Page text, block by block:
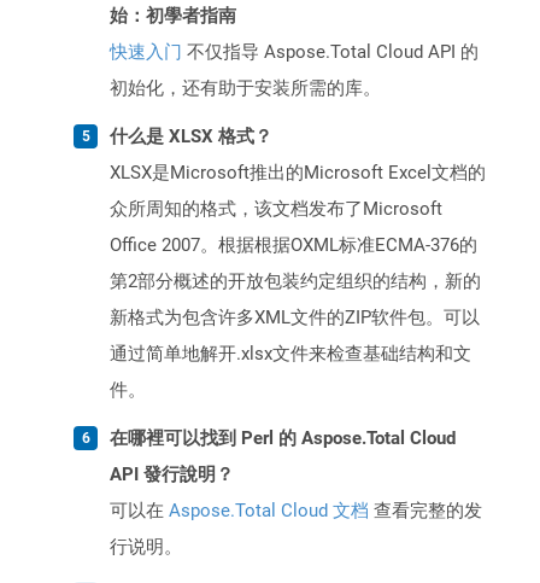
始：初學者指南
快速入门 不仅指导 Aspose.Total Cloud API 的
初始化，还有助于安装所需的库。
什么是 XLSX 格式？
XLSX是Microsoft推出的Microsoft Excel文档的
众所周知的格式，该文档发布了Microsoft
Office 2007。根据根据OXML标准ECMA-376的
第2部分概述的开放包装约定组织的结构，新的
新格式为包含许多XML文件的ZIP软件包。可以
通过简单地解开.xlsx文件来检查基础结构和文
件。
在哪裡可以找到 Perl 的 Aspose.Total Cloud
API 發行說明？
可以在 Aspose.Total Cloud 文档 查看完整的发
行说明。